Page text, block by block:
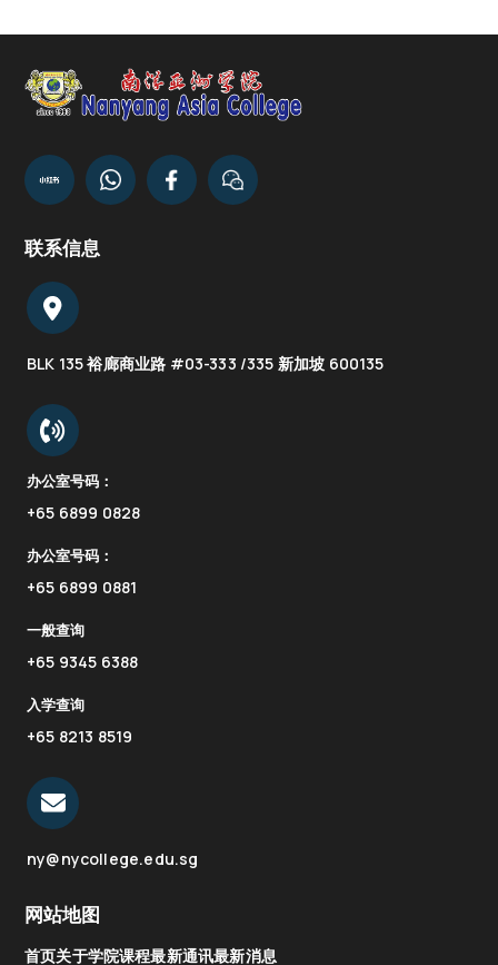
联系信息
BLK 135 裕廊商业路 #03-333 /335 新加坡 600135
办公室号码：
+65 6899 0828
办公室号码：
+65 6899 0881
一般查询
+65 9345 6388
入学查询
+65 8213 8519
ny@nycollege.edu.sg
网站地图
首页关于学院课程最新通讯最新消息